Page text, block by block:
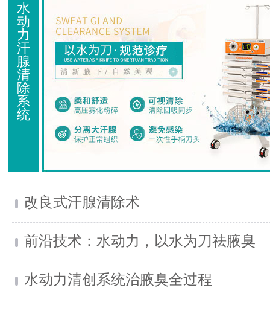
水
动
力
汗
腺
清
除
系
统
改良式汗腺清除术
前沿技术：水动力，以水为刀祛腋臭
水动力清创系统治腋臭全过程